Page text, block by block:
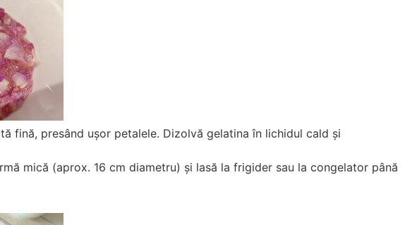
fină, presând ușor petalele. Dizolvă gelatina în lichidul cald și
mică (aprox. 16 cm diametru) și lasă la frigider sau la congelator până